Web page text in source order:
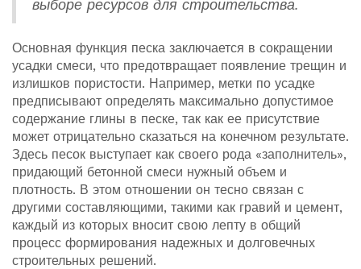
выборе ресурсов для строительства.
Основная функция песка заключается в сокращении
усадки смеси, что предотвращает появление трещин и
излишков пористости. Например, метки по усадке
предписывают определять максимально допустимое
содержание глины в песке, так как ее присутствие
может отрицательно сказаться на конечном результате.
Здесь песок выступает как своего рода «заполнитель»,
придающий бетонной смеси нужный объем и
плотность. В этом отношении он тесно связан с
другими составляющими, такими как гравий и цемент,
каждый из которых вносит свою лепту в общий
процесс формирования надежных и долговечных
строительных решений.